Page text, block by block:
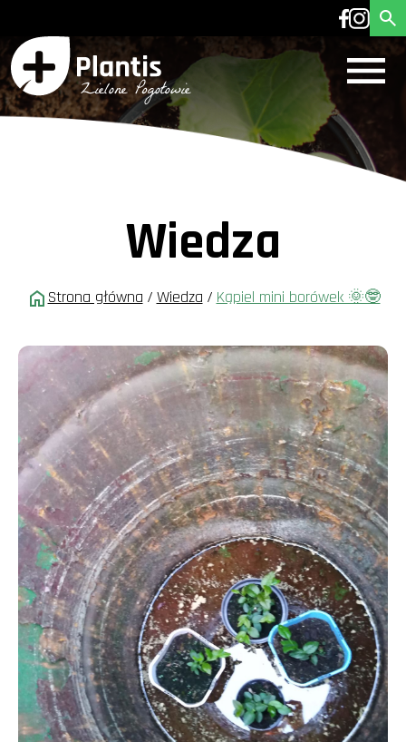
Wiedza
Strona główna / Wiedza / Kąpiel mini borówek 🌞🤓